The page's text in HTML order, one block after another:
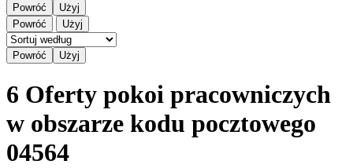
Powróć
Użyj
Powróć
Użyj
6 Oferty pokoi pracowniczych
w obszarze kodu pocztowego
04564